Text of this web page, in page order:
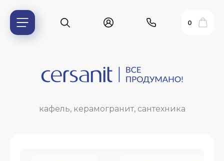
0
кафель, керамогранит, сантехника